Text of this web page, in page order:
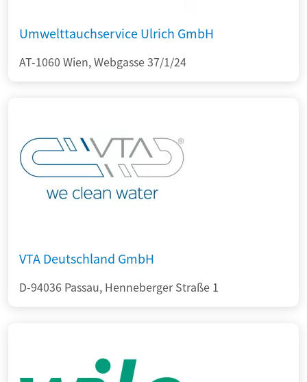
Umwelttauchservice Ulrich GmbH
AT-1060 Wien, Webgasse 37/1/24
VTA Deutschland GmbH
D-94036 Passau, Henneberger Straße 1